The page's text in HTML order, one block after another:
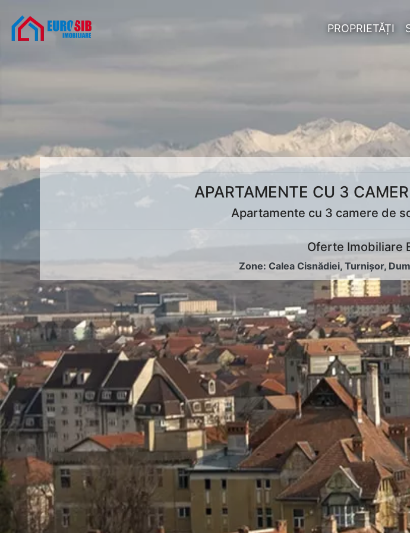
PROPRIETĂȚI
APARTAMENTE CU 3
Apartamente cu 3 camere de
Oferte Imobiliare
Zone:Calea Cisnădiei,Turnișor,